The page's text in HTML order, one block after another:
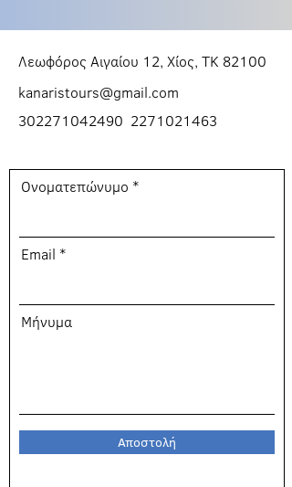
Λεωφόρος Αιγαίου 12, Χίος, ΤΚ 82100
kanaristours@gmail.com
302271042490 2271021463
Ονοματεπώνυμο
Email
Μήνυμα
Αποστολή